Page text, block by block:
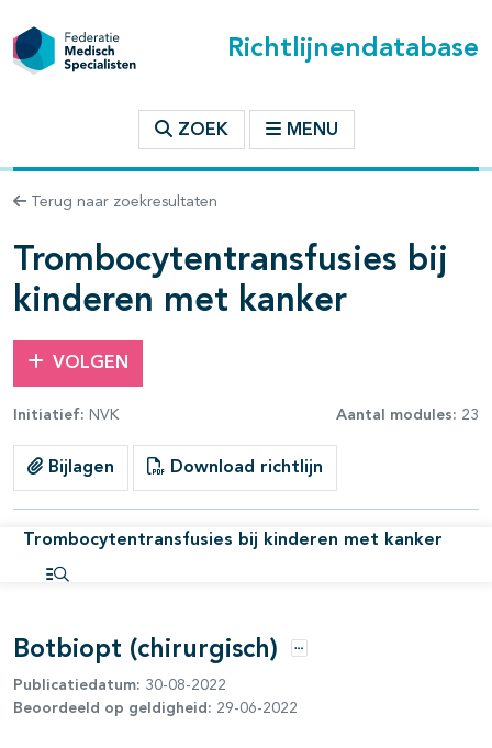
Richtlijnendatabase
ZOEK MENU
Terug naar zoekresultaten
Trombocytentransfusies bij
kinderen met kanker
VOLGEN
Initiatief: NVK Aantal modules: 23
Bijlagen Download richtlijn
Trombocytentransfusies bij kinderen met kanker
Botbiopt (chirurgisch) Opties
Publicatiedatum: 30-08-2022
Beoordeeld op geldigheid: 29-06-2022